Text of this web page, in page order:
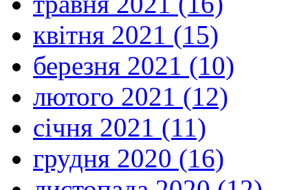
квітня 2021 (15)
березня 2021 (10)
лютого 2021 (12)
січня 2021 (11)
грудня 2020 (16)